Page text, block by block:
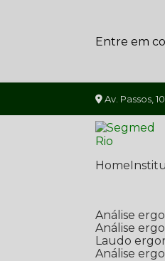
Entre em
Av. Passos,
Home
Análise
Análise
Laudo
Análise